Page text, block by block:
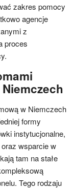
zakres pomocy
agencje
z
proces
w Niemczech
formy
instytucjonalne,
wsparcie w
tam na stałe
Tego rodzaju